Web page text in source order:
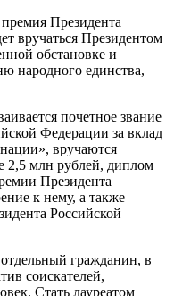
Президента
вручаться Президентом
обстановке и
народного единства,
почетное звание
Федерации за вклад
вручаются
2,5 млн рублей, диплом
Президента
к нему, а также
Российской
гражданин, в
соискателей,
Стать лауреатом